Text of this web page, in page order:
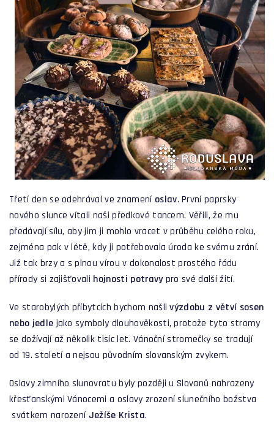
Třetí den se odehrával ve znamení oslav. První paprsky
nového slunce vítali naši předkové tancem. Věřili, že mu
předávají sílu, aby jim ji mohlo vracet v průběhu celého roku,
zejména pak v létě, kdy ji potřebovala úroda ke svému zrání.
Již tak brzy a s plnou vírou v dokonalost prostého řádu
přírody si zajišťovali hojnosti potravypro své další žití.
Ve starobylých příbytcích bychom našlivýzdobu z větví sosen
nebo jedle jako symboly dlouhověkosti, protože tyto stromy
se dožívají až několik tisíc let. Vánoční stromečky se tradují
od 19. století a nejsou původním slovanským zvykem.
Oslavy zimního slunovratu byly později u Slovanů nahrazeny
křesťanskými Vánocemi a oslavy zrození slunečního božstva
svátkem narození Ježíše Krista.